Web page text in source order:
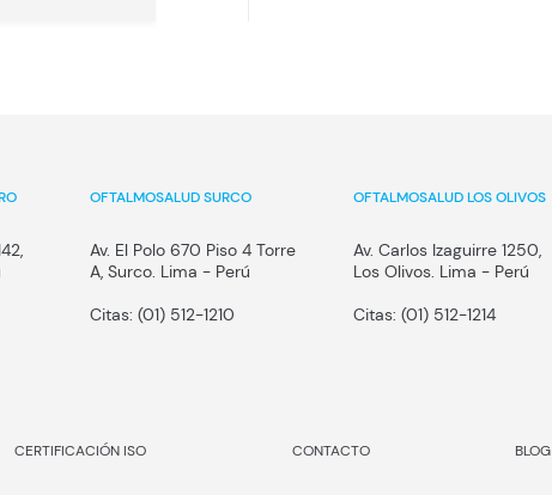
OFTALMOSALUD SURCO
Av. El Polo 670 Piso 4 Torre
A, Surco. Lima - Perú
Citas:(01) 512-1210
OFTALMOSALUD LOS OLIVOS
Av. Carlos Izaguirre 1250,
Los Olivos. Lima - Perú
Citas: (01) 512-1214
CERTIFICACIÓN ISO CONTACTO BLOG